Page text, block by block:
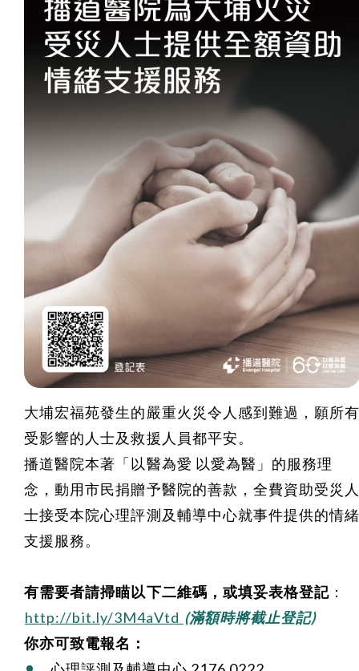
大埔宏福苑發生的嚴重火災令人感到難過，願所
受影響的人士及救援人員都平安。
播道醫院本著「以醫為愛 以愛為醫」的服務理
念，動用市民捐贈予醫院的善款，全費資助受災
士接受本院心理評測及輔導中心就事件提供的情
支援服務。
有需要者請掃瞄以下二維碼，或填妥表格登記 ：
http://bit.ly/3M4aVtd (滿額時將截止登記)
你亦可致電報名：